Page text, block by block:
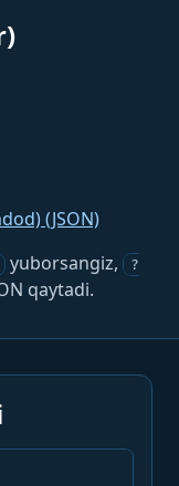
(JSON)
yuborsangiz,
?
qaytadi.